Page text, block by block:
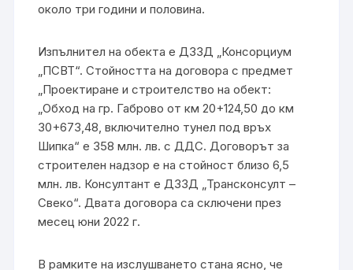
около три години и половина.
Изпълнител на обекта е ДЗЗД „Консорциум
„ПСВТ“. Стойността на договора с предмет
„Проектиране и строителство на обект:
„Обход на гр. Габрово от км 20+124,50 до км
30+673,48, включително тунел под връх
Шипка“ е 358 млн. лв. с ДДС. Договорът за
строителен надзор е на стойност близо 6,5
млн. лв. Консултант е ДЗЗД „Трансконсулт –
Свеко“. Двата договора са сключени през
месец юни 2022 г.
В рамките на изслушването стана ясно, че